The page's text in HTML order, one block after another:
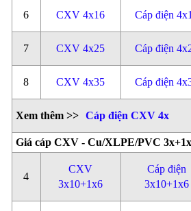
6 CXV 4x16 Cáp điện
7 CXV 4x25 Cáp điện
8 CXV 4x35 Cáp điện
Xem thêm >> Cáp điện CXV 4x
Giá cáp CXV - Cu/XLPE/PVC 3x+1x
4
CXV
3x10+1x6
Cáp điện
3x10+1x6